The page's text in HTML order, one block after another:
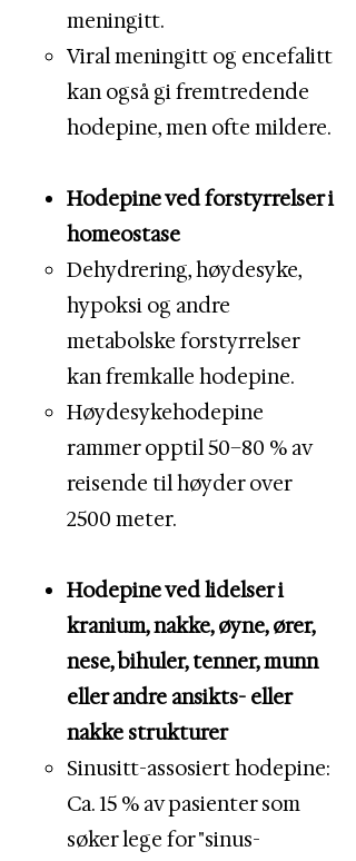
meningitt.
Viral meningitt og encefalitt
kan også gi fremtredende
hodepine, men ofte mildere.
Hodepine ved forstyrrelser i
homeostase
Dehydrering, høydesyke,
hypoksi og andre
metabolske forstyrrelser
kan fremkalle hodepine.
Høydesykehodepine
rammer opptil 50–80 % av
reisende til høyder over
2500 meter.
Hodepine ved lidelser i
kranium, nakke, øyne, ører,
nese, bihuler, tenner, munn
eller andre ansikts- eller
nakke strukturer
Sinusitt-assosiert hodepine:
Ca. 15 % av pasienter som
søker lege for "sinus-